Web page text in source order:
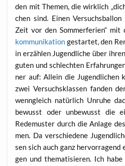
den mit The­men, die wirk­lich
chen sind. Einen
Zeit vor den Som­mer­fe­ri­en“ mit
kom­mu­ni­ka­ti­on gestar­tet, den
in erzäh­len Jugend­li­che über
guten und schlech­ten
ner auf: Allein die Jugend­li­chen
zwei Ver­suchs­klas­sen fan­den
wenn­gleich natür­lich Unru­he
bewusst oder unbe­wusst die
Rede­mus­ter durch die Anla­ge
men. Da ver­schie­de­ne
sen sich auch ganz
gen und the­ma­ti­sie­ren. Ich habe